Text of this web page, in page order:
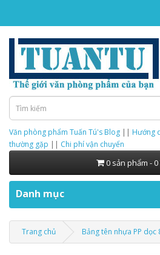
Văn phòng phẩm Tuấn Tú's Blog || Hướng
thường gặp || Chi phí vận chuyển
0 sản phẩm -
Danh mục
Trang chủ Bảng tên nhựa PP dọc